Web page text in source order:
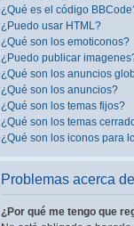
¿Qué es el código
¿Puedo usar HTML?
¿Qué son los emoticonos?
¿Puedo publicar
¿Qué son los anuncios
¿Qué son los anuncios?
¿Qué son los temas fijos?
¿Qué son los temas
¿Qué son los iconos para
Problemas acerca
¿Por qué me tengo que